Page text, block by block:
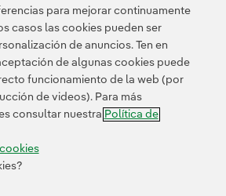
Política de Privacidad Información legal
en el uso de la IA Política de cookies
Accesibilidad Canal de denuncias
Iberdrola, S.A. Reservados todos los derechos.
para mejorar continuamente
casos las cookies pueden ser
de anuncios. Ten en
de algunas cookies puede
funcionamiento de la web (por
de videos). Para más
consultar nuestra Política de